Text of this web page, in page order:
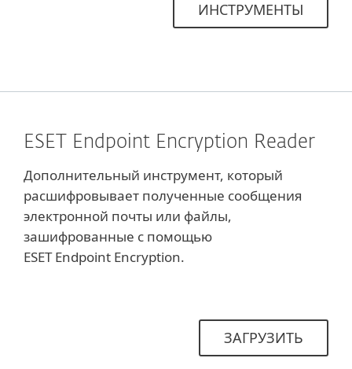
ИНСТРУМЕНТЫ
ESET Endpoint Encryption Reader
Дополнительный инструмент, который
расшифровывает полученные сообщения
электронной почты или файлы,
зашифрованные с помощью
ESET Endpoint Encryption.
ЗАГРУЗИТЬ